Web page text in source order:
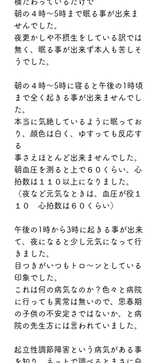
横たわっているだけで
朝の４時〜5時まで眠る事が出来ま
せんでした。
夜更かしや不摂生をしている訳では
無く、眠る事が出来ず本人も苦しそ
うでした。
朝の４時〜5時に寝ると午後の1時頃
まで全く起きる事が出来ませんでし
た。
本当に気絶しているように眠ってお
り、顔色は白く、ゆすっても反応す
る
事さえほとんど出来ませんでした。
朝血圧を測ると上で６０くらい、心
拍数は１１０以上になりました。
（夜など元気なときは、血圧が役１
１０　心拍数は６０くらい）
午後の1時から3時に起きる事が出来
て、夜になると少し元気になって行
きました。
目つきがいつもトロ〜ンとしている
印象でした。
これは何の病気なのか？色々と病院
に行っても異常は無いので、思春期
の子供の不安定さではないか、と病
院の先生方には言われていました。
起立性調節障害という病気がある事